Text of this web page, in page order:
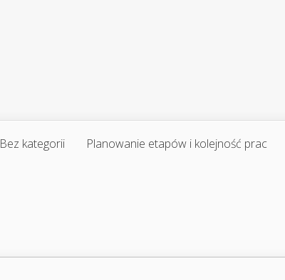
Bez kategorii Planowanie etapów i kolejność prac